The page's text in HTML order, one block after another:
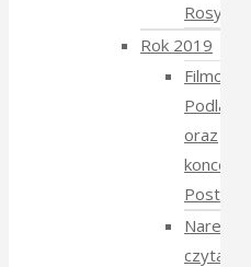
Rosyjski
Rok 2019
Filmowe
Podlasie
oraz
koncert
Postmana
Narewka
czyta